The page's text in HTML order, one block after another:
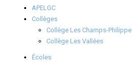
APELGC
Collèges
Collège Les Champs-Philippe
Collège Les Vallées
Écoles